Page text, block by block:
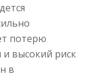
потерю
высокий риск
в